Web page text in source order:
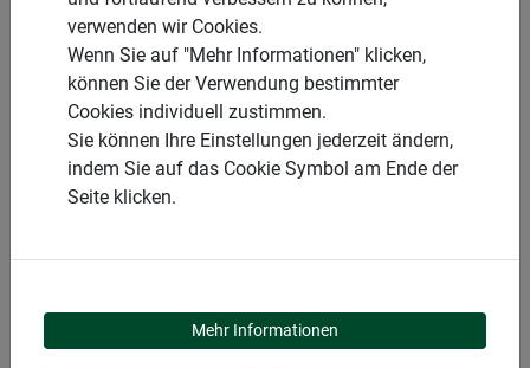
PRODUKTE
BEFESTIGUNGSBAND
FÜR FLIEGENGITTER
verwenden wir Cookies.
Wenn Sie auf "Mehr Informationen" klicken,
können Sie der Verwendung bestimmter
Cookies individuell zustimmen.
Sie können Ihre Einstellungen jederzeit ändern,
indem Sie auf das Cookie Symbol am Ende der
Seite klicken.
Mehr Informationen